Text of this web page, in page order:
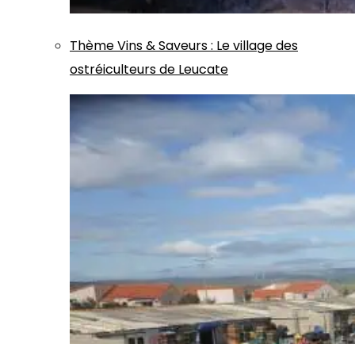
ThèmeVins & Saveurs: Le village des
ostréiculteurs de Leucate